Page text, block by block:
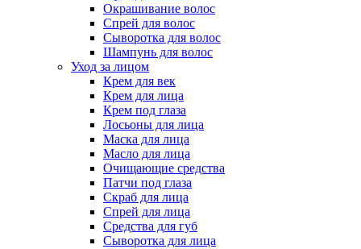
Окрашивание волос
Спрей для волос
Сыворотка для волос
Шампунь для волос
Уход за лицом
Крем для век
Крем для лица
Крем под глаза
Лосьоны для лица
Маска для лица
Масло для лица
Очищающие средства
Патчи под глаза
Скраб для лица
Спрей для лица
Средства для губ
Сыворотка для лица